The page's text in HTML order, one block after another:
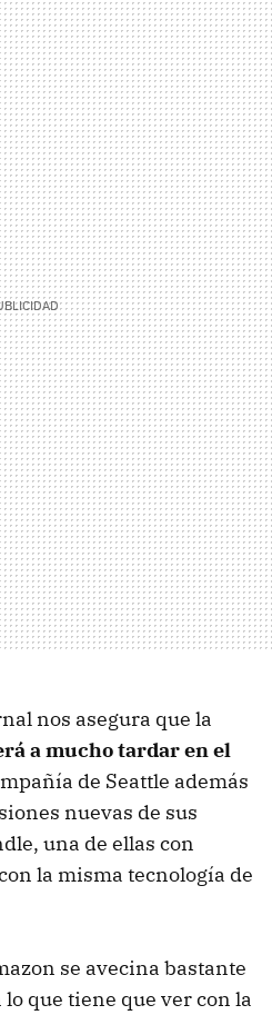
nos asegura que la
a mucho tardar en el
de Seattle además
nuevas de sus
una de ellas con
la misma tecnología de
se avecina bastante
que tiene que ver con la